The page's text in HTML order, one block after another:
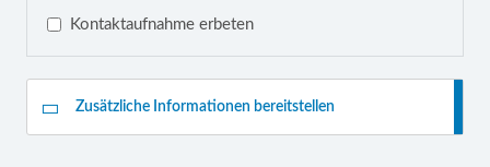
Kontaktaufnahme erbeten
Zusätzliche Informationen bereitstellen